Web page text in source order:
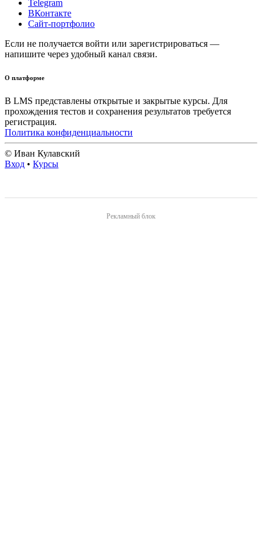
Telegram
ВКонтакте
Сайт-портфолио
Если не получается войти или зарегистрироваться —
напишите через удобный канал связи.
О платформе
В LMS представлены открытые и закрытые курсы. Для
прохождения тестов и сохранения результатов требуется
регистрация.
Политика конфиденциальности
© Иван Кулавский
Вход • Курсы
Рекламный блок